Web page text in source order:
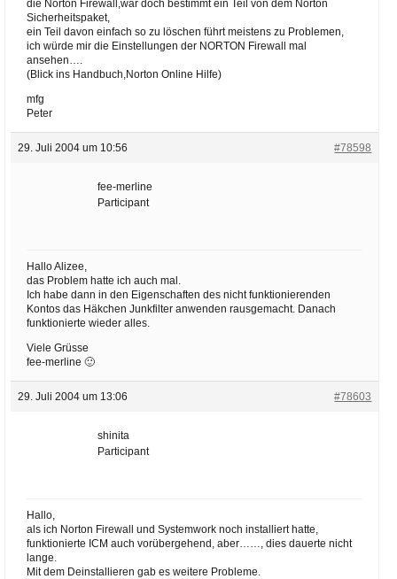
die Norton Firewall,war doch bestimmt ein Teil von dem Norton
Sicherheitspaket,
ein Teil davon einfach so zu löschen führt meistens zu Problemen,
ich würde mir die Einstellungen der NORTON Firewall mal
ansehen….
(Blick ins Handbuch,Norton Online Hilfe)
mfg
Peter
29. Juli 2004 um 10:56 #78598
fee-merline
Participant
Hallo Alizee,
das Problem hatte ich auch mal.
Ich habe dann in den Eigenschaften des nicht funktionierenden
Kontos das Häkchen Junkfilter anwenden rausgemacht. Danach
funktionierte wieder alles.
Viele Grüsse
fee-merline 🙂
29. Juli 2004 um 13:06 #78603
shinita
Participant
Hallo,
als ich Norton Firewall und Systemwork noch installiert hatte,
funktionierte ICM auch vorübergehend, aber……, dies dauerte nicht
lange.
Mit dem Deinstallieren gab es weitere Probleme.